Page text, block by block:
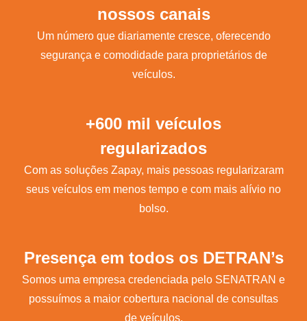
nossos canais
Um número que diariamente cresce, oferecendo
segurança e comodidade para proprietários de
veículos.
+600 mil veículos
regularizados
Com as soluções Zapay, mais pessoas regularizaram
seus veículos em menos tempo e com mais alívio no
bolso.
Presença em todos os DETRAN’s
Somos uma empresa credenciada pelo SENATRAN e
possuímos a maior cobertura nacional de consultas
de veículos.